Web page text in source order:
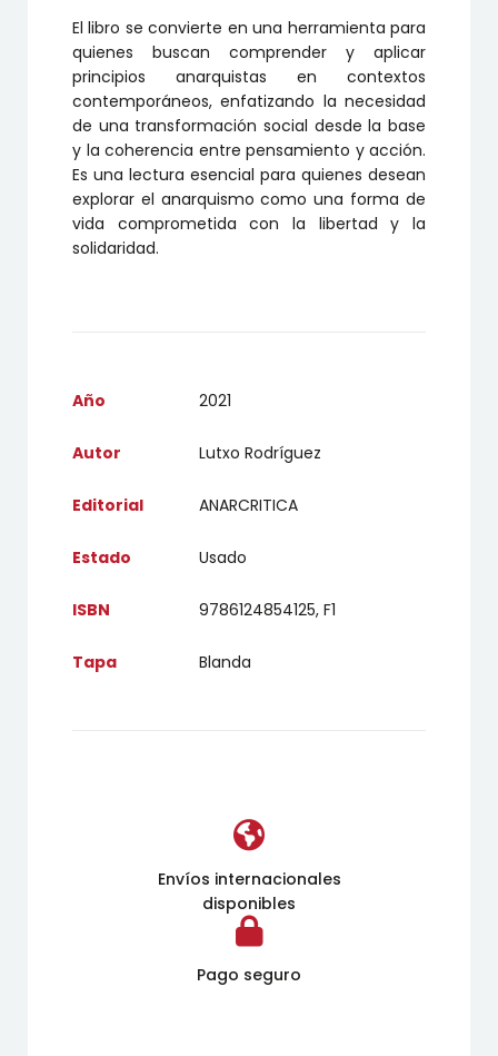
El libro se convierte en una herramienta para
quienes buscan comprender y aplicar
principios anarquistas en contextos
contemporáneos, enfatizando la necesidad
de una transformación social desde la base
y la coherencia entre pensamiento y acción.
Es una lectura esencial para quienes desean
explorar el anarquismo como una forma de
vida comprometida con la libertad y la
solidaridad.
Año 2021
Autor Lutxo Rodríguez
Editorial ANARCRITICA
Estado Usado
ISBN 9786124854125, F1
Tapa Blanda
Envíos internacionales
disponibles
Pago seguro